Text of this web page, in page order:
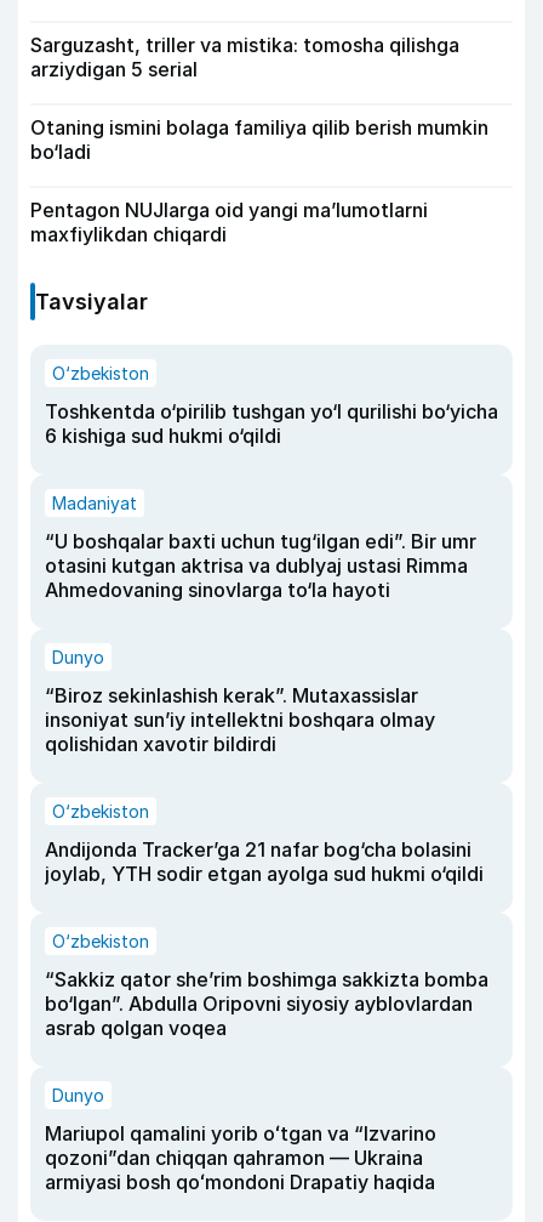
Sarguzasht, triller va mistika: tomosha qilishga
arziydigan 5 serial
Otaning ismini bolaga familiya qilib berish mumkin
bo‘ladi
Pentagon NUJlarga oid yangi maʼlumotlarni
maxfiylikdan chiqardi
Tavsiyalar
O‘zbekiston
Toshkentda o‘pirilib tushgan yo‘l qurilishi bo‘yicha
6 kishiga sud hukmi o‘qildi
Madaniyat
“U boshqalar baxti uchun tug‘ilgan edi”. Bir umr
otasini kutgan aktrisa va dublyaj ustasi Rimma
Ahmedovaning sinovlarga to‘la hayoti
Dunyo
“Biroz sekinlashish kerak”. Mutaxassislar
insoniyat sun’iy intellektni boshqara olmay
qolishidan xavotir bildirdi
O‘zbekiston
Andijonda Tracker’ga 21 nafar bog‘cha bolasini
joylab, YTH sodir etgan ayolga sud hukmi o‘qildi
O‘zbekiston
“Sakkiz qator she’rim boshimga sakkizta bomba
bo‘lgan”. Abdulla Oripovni siyosiy ayblovlardan
asrab qolgan voqea
Dunyo
Mariupol qamalini yorib oʻtgan va “Izvarino
qozoni”dan chiqqan qahramon — Ukraina
armiyasi bosh qoʻmondoni Drapatiy haqida